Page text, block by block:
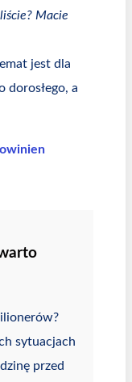
Macie
jest dla
dorosłego, a
sytuacjach
przed